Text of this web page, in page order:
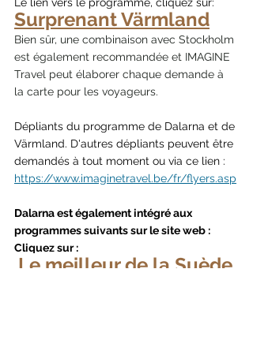
Surprenant Värmland
Bien sûr, une combinaison avec Stockholm
est également recommandée et IMAGINE
Travel peut élaborer chaque demande à
la carte pour les voyageurs.
Dépliants du programme de Dalarna et de
Värmland. D'autres dépliants peuvent être
demandés à tout moment ou via ce lien :
https://www.imaginetravel.be/fr/flyers.asp
Dalarna est également intégré aux
programmes suivants sur le site web :
Cliquez sur :
Le meilleur de la Suède